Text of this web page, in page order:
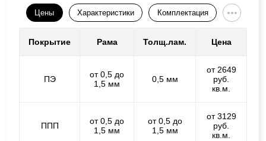
Цены Характеристики Комплектация
Покрытие Рама Толщ.лам. Цена
ПЭ
от 0,5 до
1,5 мм
0,5 мм
от 2649
руб.
кв.м.
ППП
от 0,5 до
1,5 мм
от 0,5 до
1,5 мм
от 3129
руб.
кв.м.